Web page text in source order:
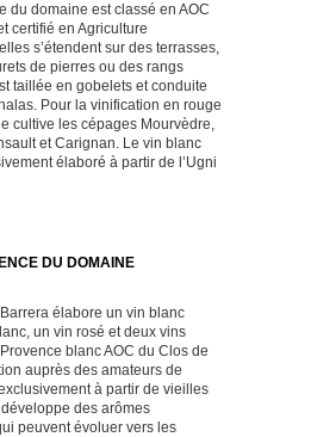
du domaine est classé en AOC
certifié en Agriculture
s’étendent sur des terrasses,
de pierres ou des rangs
taillée en gobelets et conduite
Pour la vinification en rouge
cultive les cépages Mourvèdre,
et Carignan. Le vin blanc
élaboré à partir de l’Ugni
DU DOMAINE
élabore un vin blanc
un vin rosé et deux vins
blanc AOC du Clos de
auprès des amateurs de
à partir de vieilles
des arômes
peuvent évoluer vers les